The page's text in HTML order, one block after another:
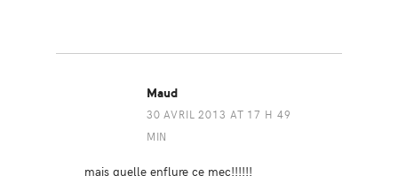
Maud
30 AVRIL 2013 AT 17 H 49
MIN
mais quelle enflure ce mec!!!!!!